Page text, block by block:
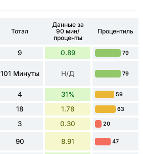
Тотал
Данные за
90 мин/
проценты
Процентиль
9 0.89 79
101 Минуты Н/Д 79
4 31% 59
18 1.78 63
3 0.30 20
90 8.91 47